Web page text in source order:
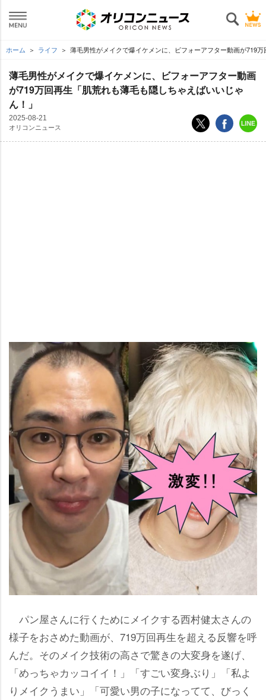
ホーム ライフ 薄毛男性がメイクで爆イケメンに、ビフォーアフター動画が719
薄毛男性がメイクで爆イケメンに、ビフォーアフター動画
が719万回再生「肌荒れも薄毛も隠しちゃえばいいじゃ
ん！」
2025-08-21
オリコンニュース
パン屋さんに行くためにメイクする西村健太さんの
様子をおさめた動画が、719万回再生を超える反響を呼
んだ。そのメイク技術の高さで驚きの大変身を遂げ、
「めっちゃカッコイイ！」「すごい変身ぶり」「私よ
りメイクうまい」「可愛い男の子になってて、びっく